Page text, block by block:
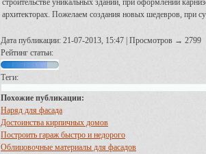
строительстве уникальных зданий, при оформлении
архитекторах. Пожелаем создания новых шедевров, при
Дата публикации: 21-07-2013, 15:47 | Просмотров → 2799
Рейтинг статьи:
Теги:
Похожие публикации:
Наряд для фасада
Достоинства кирпичных домов
Построить гараж быстро и недорого
Облицовочные материалы для фасадов